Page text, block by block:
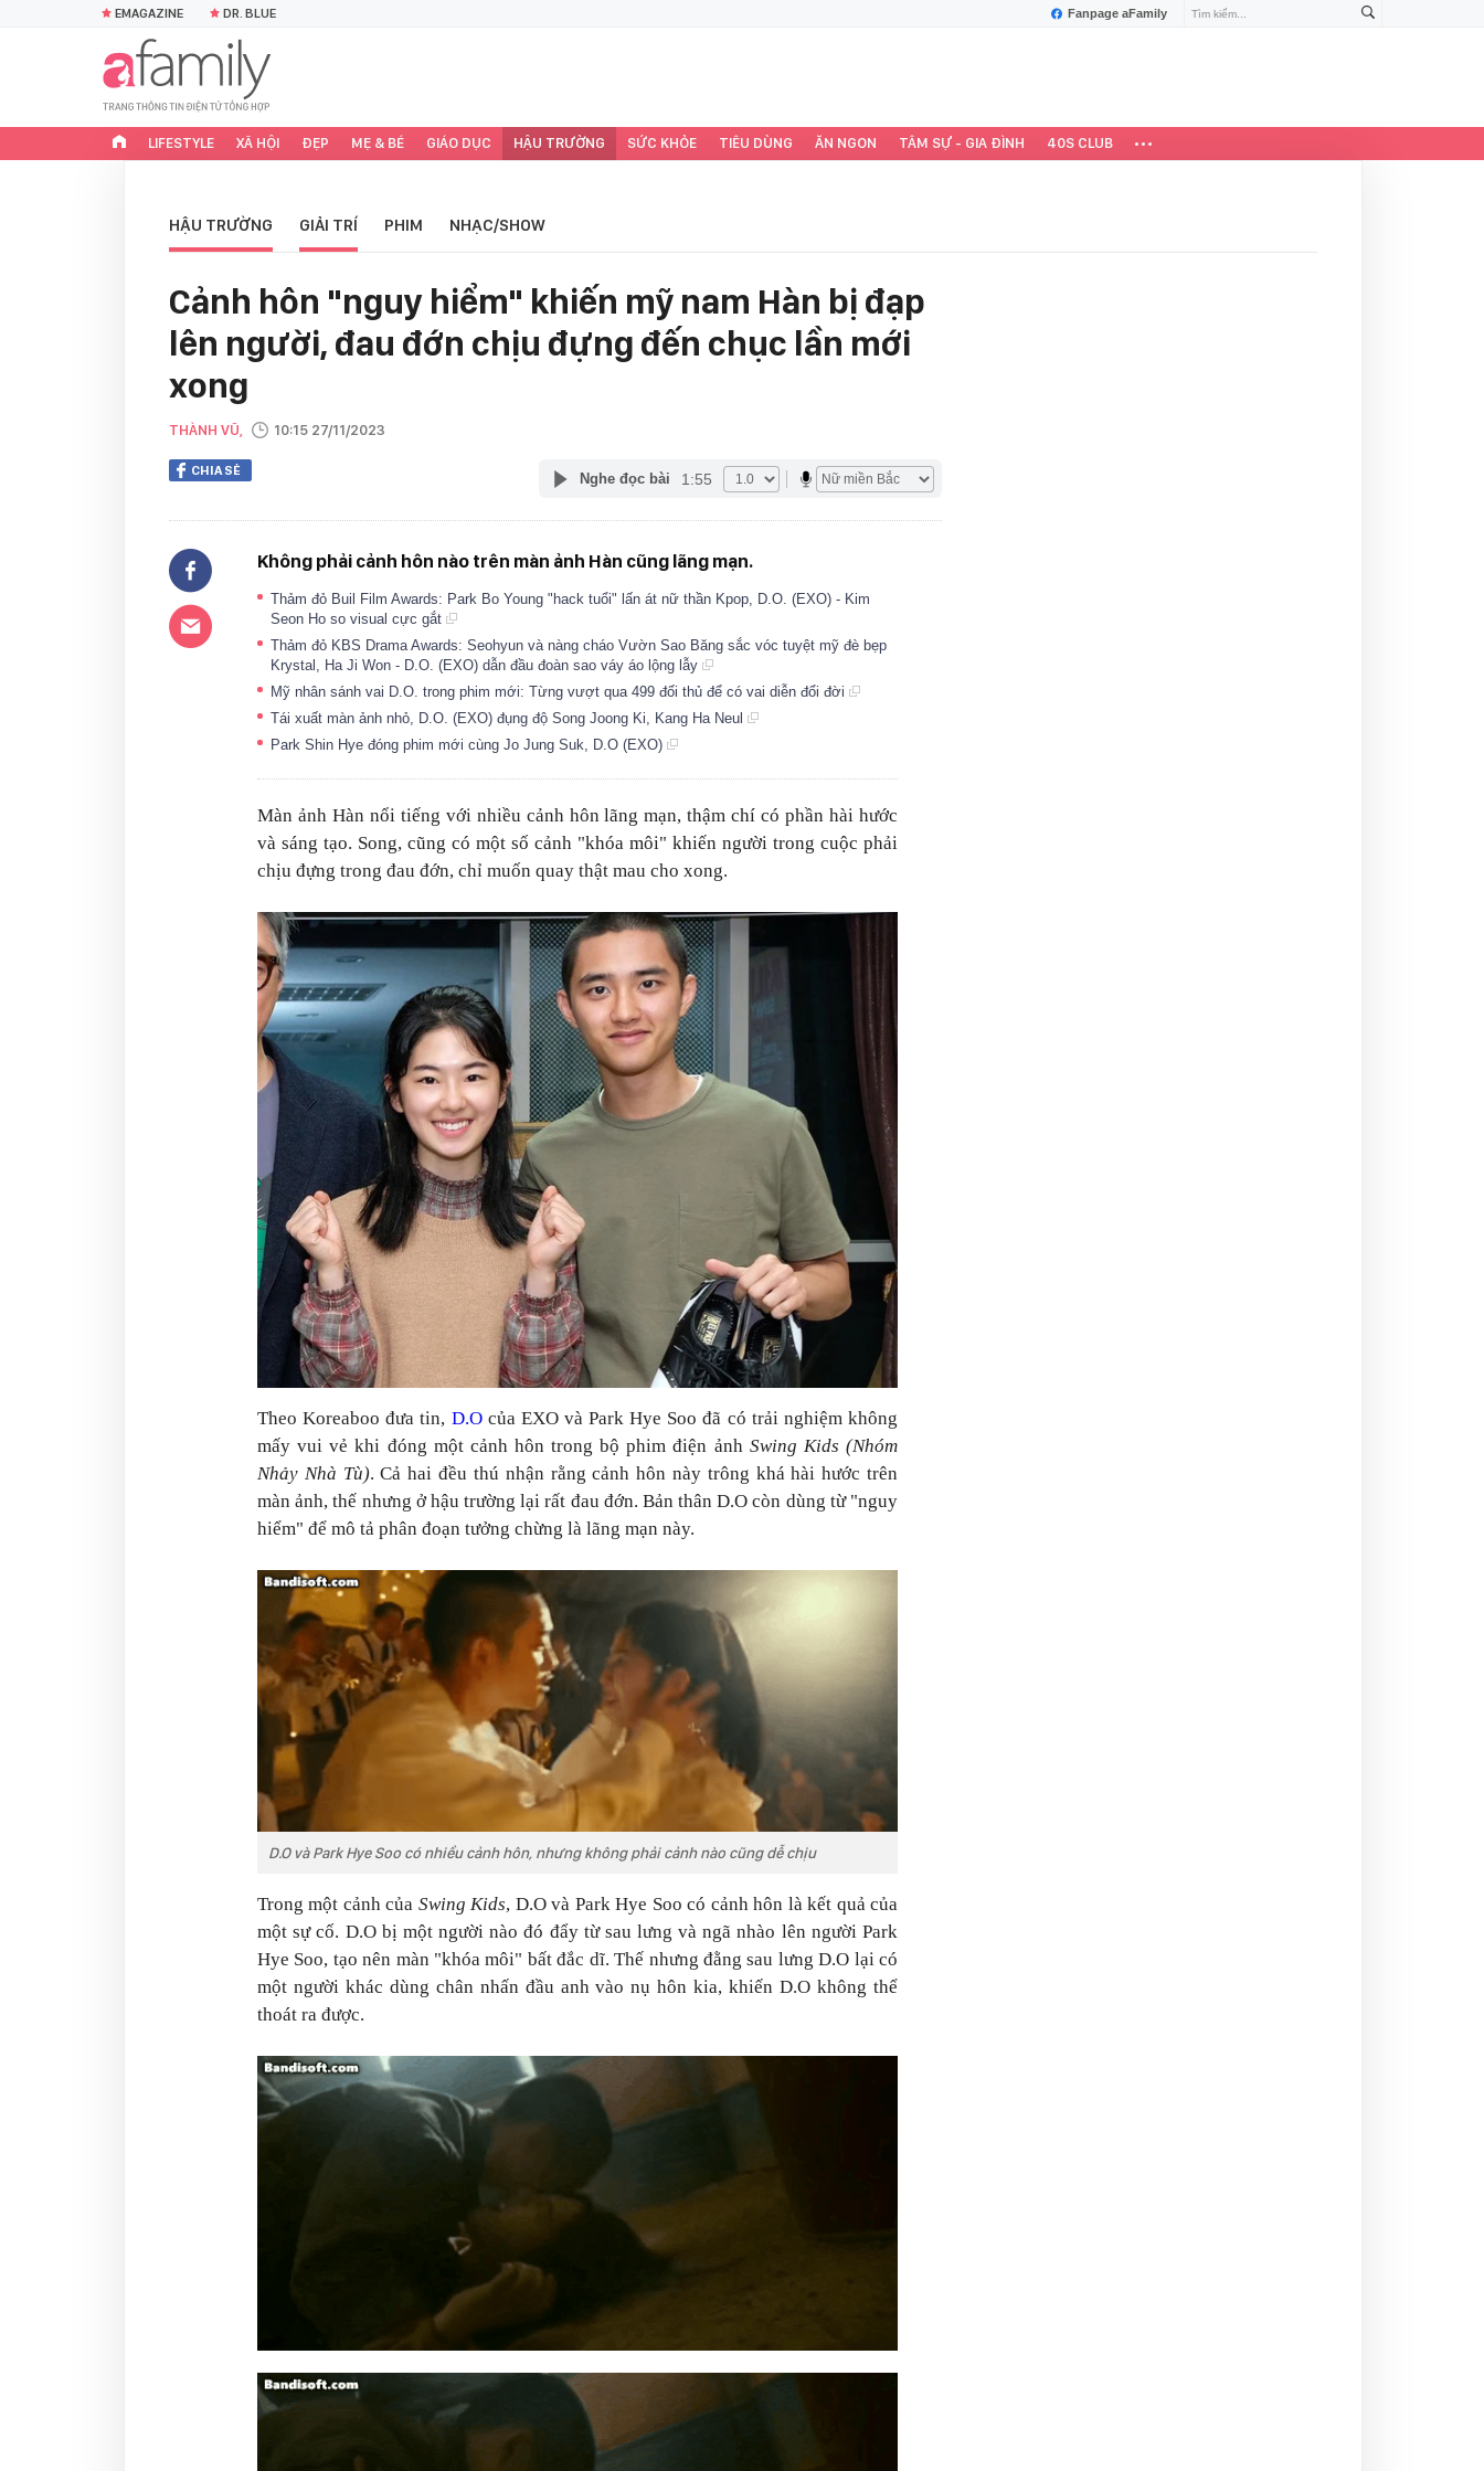
Fanpage aFamily
EMAGAZINE DR. BLUE
LIFESTYLE XÃ HỘI ĐẸP MẸ & BÉ GIÁO DỤC HẬU TRƯỜNG SỨC KHỎE TIÊU DÙNG ĂN NGON TÂM SỰ - GIA ĐÌNH 40S CLUB
HẬU TRƯỜNG GIẢI TRÍ PHIM NHẠC/SHOW
Cảnh hôn "nguy hiểm" khiến mỹ nam Hàn bị đạp
lên người, đau đớn chịu đựng đến chục lần mới
xong
THÀNH VŨ, 10:15 27/11/2023
CHIA SẺ Nghe đọc bài 1:55
Không phải cảnh hôn nào trên màn ảnh Hàn cũng lãng mạn.
Thảm đỏ Buil Film Awards: Park Bo Young "hack tuổi" lấn át nữ thần Kpop, D.O. (EXO) - Kim
Seon Ho so visual cực gắt
Thảm đỏ KBS Drama Awards: Seohyun và nàng cháo Vườn Sao Băng sắc vóc tuyệt mỹ đè bẹp
Krystal, Ha Ji Won - D.O. (EXO) dẫn đầu đoàn sao váy áo lộng lẫy
Mỹ nhân sánh vai D.O. trong phim mới: Từng vượt qua 499 đối thủ để có vai diễn đổi đời
Tái xuất màn ảnh nhỏ, D.O. (EXO) đụng độ Song Joong Ki, Kang Ha Neul
Park Shin Hye đóng phim mới cùng Jo Jung Suk, D.O (EXO)
Màn ảnh Hàn nổi tiếng với nhiều cảnh hôn lãng mạn, thậm chí có phần hài hước
và sáng tạo. Song, cũng có một số cảnh "khóa môi" khiến người trong cuộc phải
chịu đựng trong đau đớn, chỉ muốn quay thật mau cho xong.
Theo Koreaboo đưa tin, D.Ocủa EXO và Park Hye Soo đã có trải nghiệm không
mấy vui vẻ khi đóng một cảnh hôn trong bộ phim điện ảnh Swing Kids (Nhóm
Nhảy Nhà Tù). Cả hai đều thú nhận rằng cảnh hôn này trông khá hài hước trên
màn ảnh, thế nhưng ở hậu trường lại rất đau đớn. Bản thân D.O còn dùng từ "nguy
hiểm" để mô tả phân đoạn tưởng chừng là lãng mạn này.
D.O và Park Hye Soo có nhiều cảnh hôn, nhưng không phải cảnh nào cũng dễ chịu
Trong một cảnh của Swing Kids, D.O và Park Hye Soo có cảnh hôn là kết quả của
một sự cố. D.O bị một người nào đó đẩy từ sau lưng và ngã nhào lên người Park
Hye Soo, tạo nên màn "khóa môi" bất đắc dĩ. Thế nhưng đằng sau lưng D.O lại có
một người khác dùng chân nhấn đầu anh vào nụ hôn kia, khiến D.O không thể
thoát ra được.